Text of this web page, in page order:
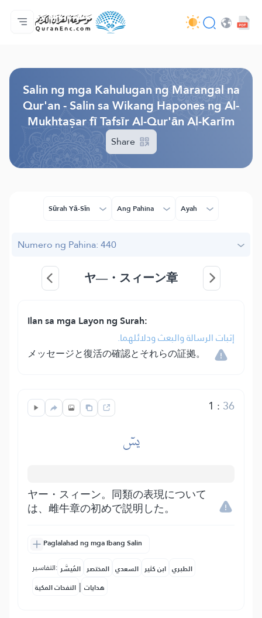
Ang Pangunahin
Indise ng mga Salin
Audio
Mga Serbisyo ng mga Developer - API
Tungkol
makipag-ugnayan sa amin
Ang Wika
Salin ng mga Kahulugan ng Marangal na
Qur'an - Salin sa Wikang Hapones ng Al-
Mukhtaṣar fī Tafsīr Al-Qur'ān Al-Karīm
Share
Sūrah Yā-Sīn Ang Pahina Ayah
Numero ng Pahina: 440
ヤ―・スィーン章
Ilan sa mga Layon ng Surah:
إثبات الرسالة والبعث ودلائلهما.
メッセージと復活の確認とそれらの証拠。
1 : 36
يسٓ
ヤー・スィーン。同類の表現について
は、雌牛章の初めで説明した。
Paglalahad ng mga Ibang Salin
التفاسير: المُيسَّر المختصر السعدي ابن كثير الطبري
النفحات المكية | هدايات